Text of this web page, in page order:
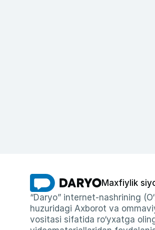
Maxfiylik
“Daryo” internet-nashrining
huzuridagi Axborot va
vositasi sifatida ro‘yxatga